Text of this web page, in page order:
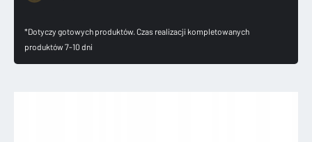
*Dotyczy gotowych produktów. Czas realizacji kompletowanych
produktów 7-10 dni